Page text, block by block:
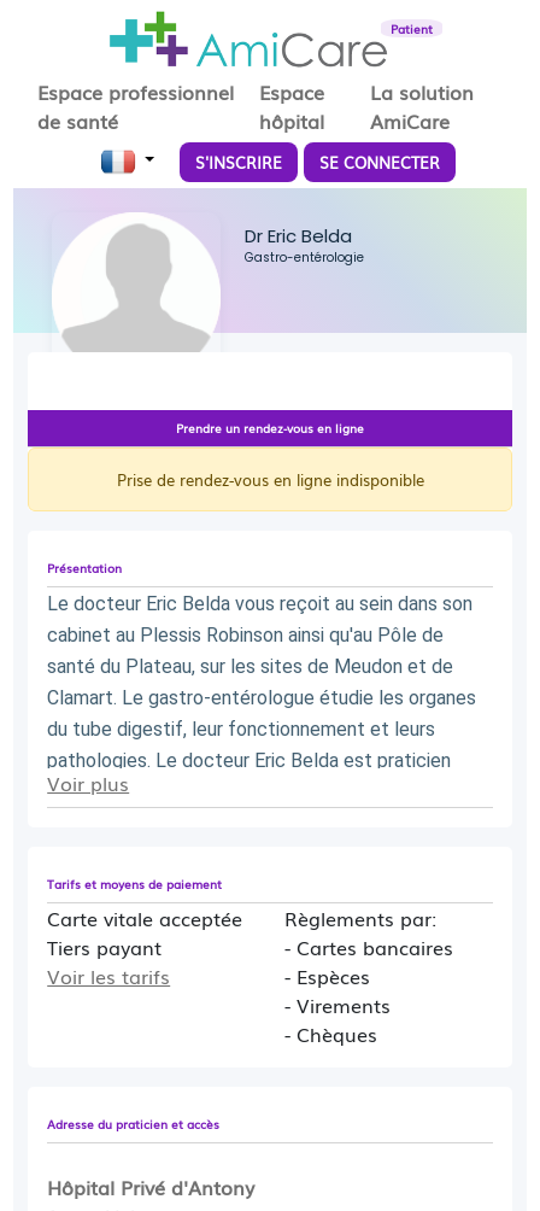
Patient
Espace professionnel
de santé
Espace
hôpital
La solution
AmiCare
S'INSCRIRE SE CONNECTER
Dr Eric Belda
Gastro-entérologie
Présentation
Le docteur Eric Belda vous reçoit au sein dans son
cabinet au Plessis Robinson ainsi qu'au Pôle de
santé du Plateau, sur les sites de Meudon et de
Clamart. Le gastro-entérologue étudie les organes
du tube digestif, leur fonctionnement et leurs
pathologies. Le docteur Eric Belda est praticien
attaché dans le service de gastro-entérologie du
Cette plateforme ne concerne que les vacations
du medecin à l'hôpital d'Antony
Voir plus
Tarifs et moyens de paiement
Carte vitale acceptée
Tiers payant
Voir les tarifs
Règlements par:
- Cartes bancaires
- Espèces
- Virements
- Chèques
Adresse du praticien et accès
Hôpital Privé d'Antony
Prendre un rendez-vous en ligne
Prise de rendez-vous en ligne indisponible